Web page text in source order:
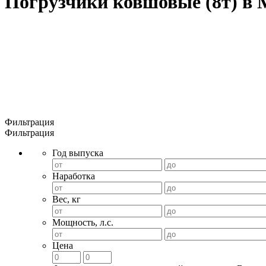
Фильтрация
Фильтрация
Год выпуска
Наработка
Вес, кг
Мощность, л.с.
Цена